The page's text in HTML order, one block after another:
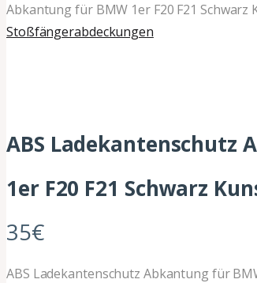
Abkantung für BMW 1er F20 F21 Schwarz
Stoßfängerabdeckungen
ABS Ladekantenschutz
1er F20 F21 Schwarz
35€
ABS Ladekantenschutz Abkantung für